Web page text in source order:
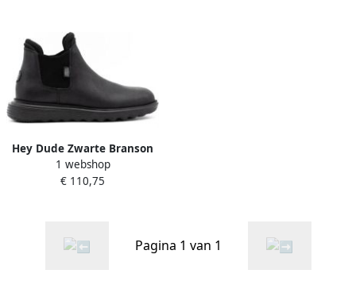
Hey Dude Zwarte Branson
Boot Black Dames
1 webshop
€ 110,75
Pagina 1 van 1